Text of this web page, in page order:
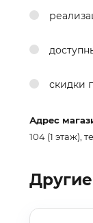
скидки
Адрес
104 (1 этаж),